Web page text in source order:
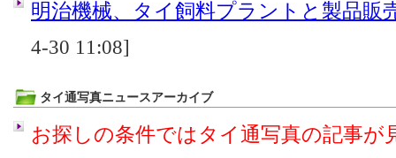
明治機械、タイ飼料プラントと製品販
4-30 11:08]
タイ通写真ニュースアーカイブ
お探しの条件ではタイ通写真の記事が